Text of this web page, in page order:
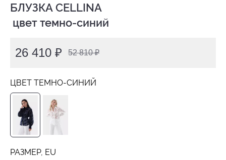
БЛУЗКА CELLINA
цвет темно-синий
26 410 ₽ 52 810 ₽
ЦВЕТ ТЕМНО-СИНИЙ
РАЗМЕР, EU